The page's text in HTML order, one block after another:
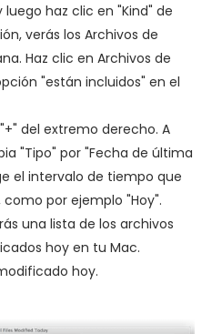
luego haz clic en "Kind" de
verás los Archivos de
Haz clic en Archivos de
"están incluidos" en el
del extremo derecho. A
"Tipo" por "Fecha de última
el intervalo de tiempo que
por ejemplo "Hoy".
una lista de los archivos
hoy en tu Mac.
hoy.